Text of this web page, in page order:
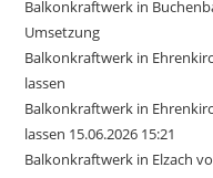
Balkonkraftwerk in
Umsetzung
Balkonkraftwerk in
lassen
Balkonkraftwerk in
lassen 15.06.2026 15:21
Balkonkraftwerk in Elzach